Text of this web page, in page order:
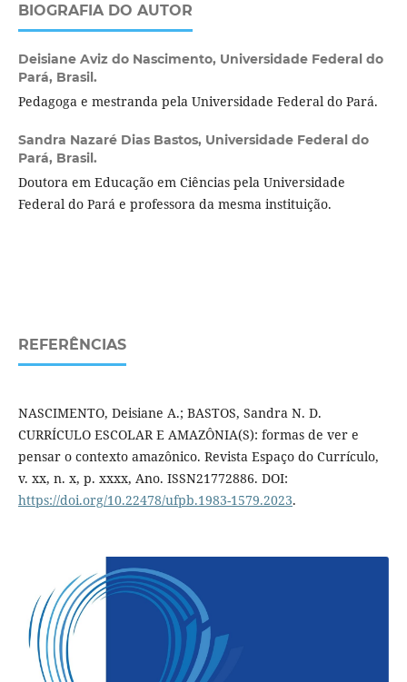
BIOGRAFIA DO AUTOR
Deisiane Aviz do Nascimento, Universidade Federal do
Pará, Brasil.
Pedagoga e mestranda pela Universidade Federal do Pará.
Sandra Nazaré Dias Bastos, Universidade Federal do
Pará, Brasil.
Doutora em Educação em Ciências pela Universidade
Federal do Pará e professora da mesma instituição.
REFERÊNCIAS
NASCIMENTO, Deisiane A.; BASTOS, Sandra N. D.
CURRÍCULO ESCOLAR E AMAZÔNIA(S): formas de ver e
pensar o contexto amazônico. Revista Espaço do Currículo,
v. xx, n. x, p. xx­xx, Ano. ISSN2177­2886. DOI:
https://doi.org/10.22478/ufpb.1983-1579.2023.